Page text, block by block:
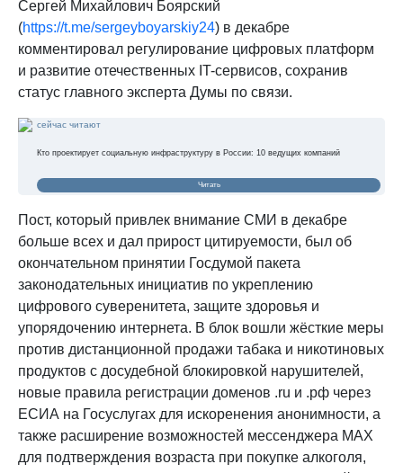
Сергей Михайлович Боярский
(https://t.me/sergeyboyarskiy24) в декабре
комментировал регулирование цифровых платформ
и развитие отечественных IT-сервисов, сохранив
статус главного эксперта Думы по связи.
сейчас читают
Кто проектирует социальную инфраструктуру в России: 10 ведущих компаний
Читать
Пост, который привлек внимание СМИ в декабре
больше всех и дал прирост цитируемости, был об
окончательном принятии Госдумой пакета
законодательных инициатив по укреплению
цифрового суверенитета, защите здоровья и
упорядочению интернета. В блок вошли жёсткие меры
против дистанционной продажи табака и никотиновых
продуктов с досудебной блокировкой нарушителей,
новые правила регистрации доменов .ru и .рф через
ЕСИА на Госуслугах для искоренения анонимности, а
также расширение возможностей мессенджера MAX
для подтверждения возраста при покупке алкоголя,